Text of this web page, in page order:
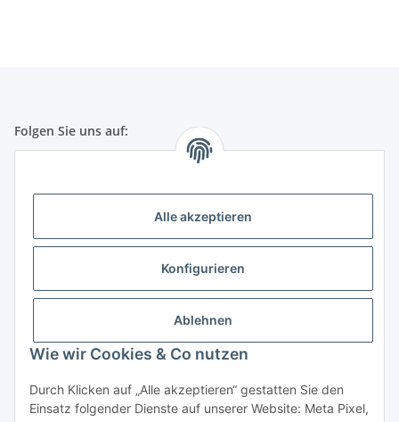
Alle akzeptieren
Konfigurieren
Ablehnen
Wie wir Cookies & Co nutzen
Durch Klicken auf „Alle akzeptieren“ gestatten Sie den
Einsatz folgender Dienste auf unserer Website: Meta Pixel,
Folgen Sie uns auf:
Gesetzliche Informationen
Telefonische Beratung und Bestellung unter:
+49 (0) 651 99 555 055
Mo-Fr von 8:30h bis 17:30h
DE-ÖKO-001